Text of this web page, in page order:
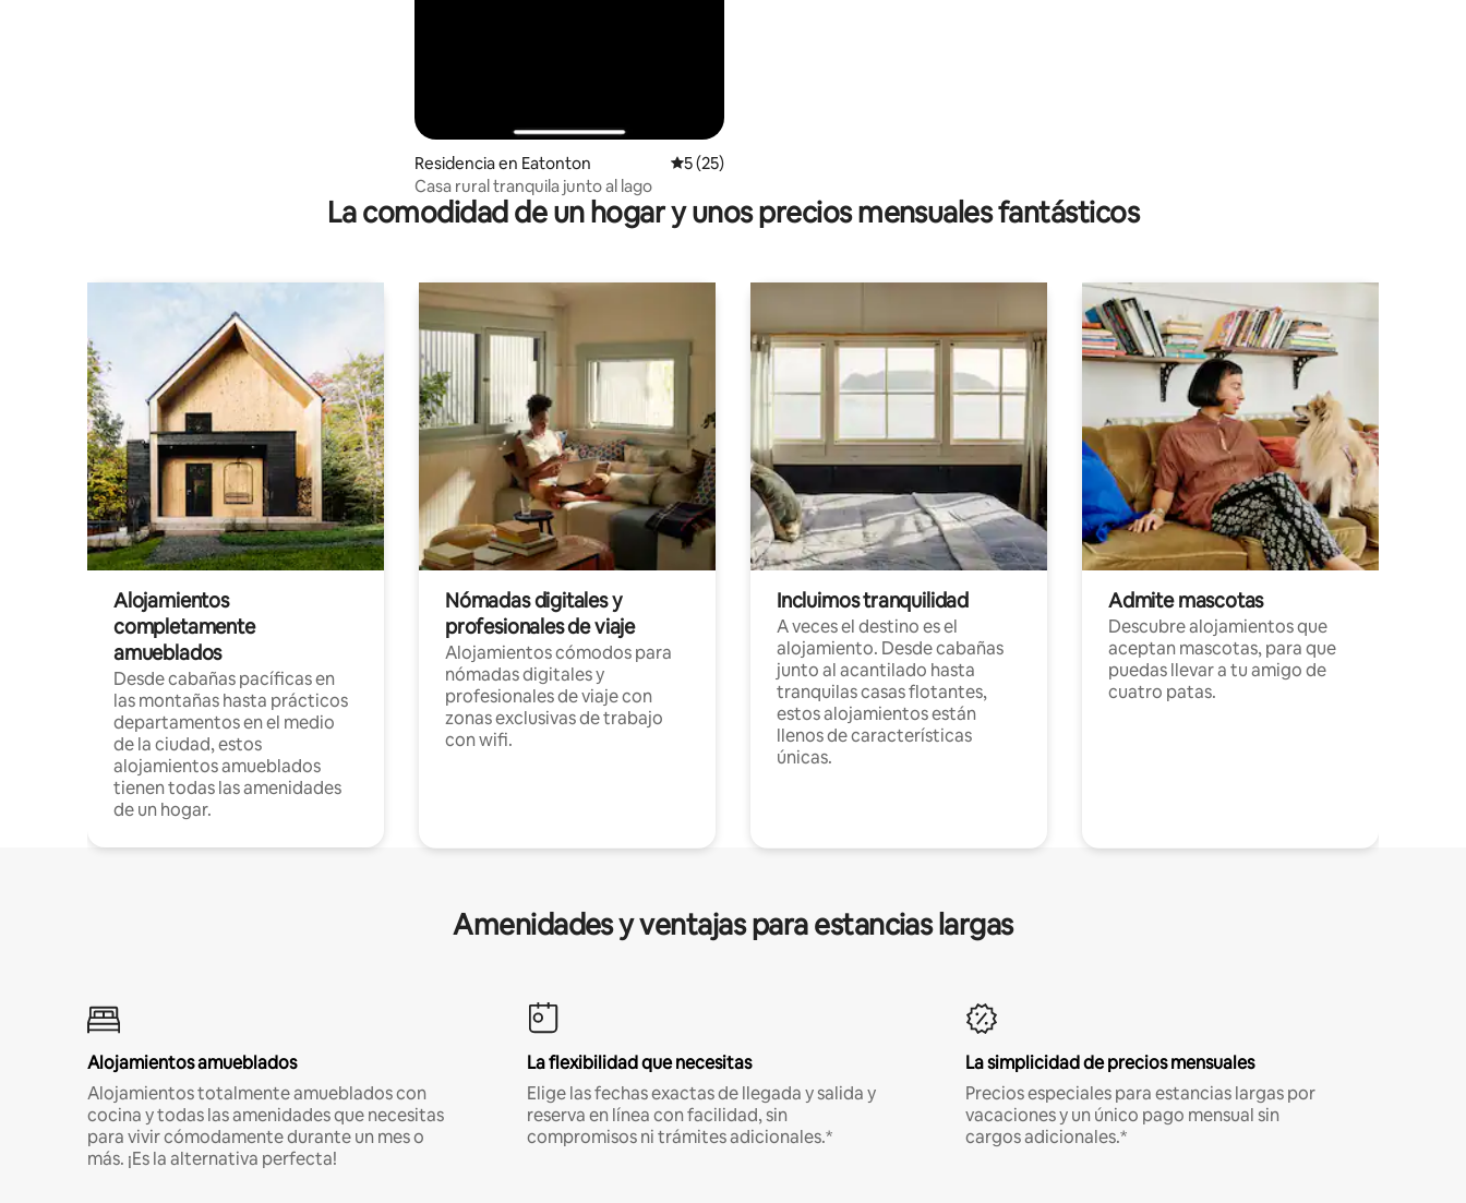
Residencia en Eatonton Calificación promedio: 5 de 5; 25 evaluaciones
5 (25)
Casa rural tranquila junto al lago
La comodidad de un hogar y unos precios mensuales fantásticos
Alojamientos
completamente
amueblados
Desde cabañas pacíficas en
las montañas hasta prácticos
departamentos en el medio
de la ciudad, estos
alojamientos amueblados
tienen todas las amenidades
de un hogar.
Nómadas digitales y
profesionales de viaje
Alojamientos cómodos para
nómadas digitales y
profesionales de viaje con
zonas exclusivas de trabajo
con wifi.
Incluimos tranquilidad
A veces el destino es el
alojamiento. Desde cabañas
junto al acantilado hasta
tranquilas casas flotantes,
estos alojamientos están
llenos de características
únicas.
Admite mascotas
Descubre alojamientos que
aceptan mascotas, para que
puedas llevar a tu amigo de
cuatro patas.
Amenidades y ventajas para estancias largas
Alojamientos amueblados
Alojamientos totalmente amueblados con
cocina y todas las amenidades que necesitas
para vivir cómodamente durante un mes o
más. ¡Es la alternativa perfecta!
La flexibilidad que necesitas
Elige las fechas exactas de llegada y salida y
reserva en línea con facilidad, sin
compromisos ni trámites adicionales.*
La simplicidad de precios mensuales
Precios especiales para estancias largas por
vacaciones y un único pago mensual sin
cargos adicionales.*